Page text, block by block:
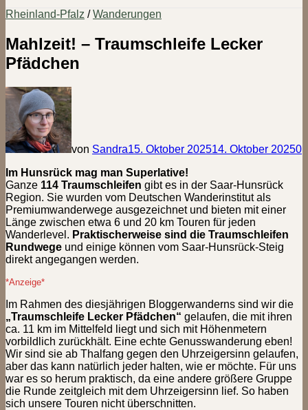
Rheinland-Pfalz /Wanderungen
Mahlzeit! – Traumschleife Lecker
Pfädchen
von Sandra15. Oktober 202514. Oktober 20250
Im Hunsrück mag man Superlative!
Ganze 114 Traumschleifen gibt es in der Saar-Hunsrück
Region. Sie wurden vom Deutschen Wanderinstitut als
Premiumwanderwege ausgezeichnet und bieten mit einer
Länge zwischen etwa 6 und 20 km Touren für jeden
Wanderlevel. Praktischerweise sind die Traumschleifen
Rundwege und einige können vom Saar-Hunsrück-Steig
direkt angegangen werden.
*Anzeige*
Im Rahmen des diesjährigen Bloggerwanderns sind wir die
„Traumschleife Lecker Pfädchen“ gelaufen, die mit ihren
ca. 11 km im Mittelfeld liegt und sich mit Höhenmetern
vorbildlich zurückhält. Eine echte Genusswanderung eben!
Wir sind sie ab Thalfang gegen den Uhrzeigersinn gelaufen,
aber das kann natürlich jeder halten, wie er möchte. Für uns
war es so herum praktisch, da eine andere größere Gruppe
die Runde zeitgleich mit dem Uhrzeigersinn lief. So haben
sich unsere Touren nicht überschnitten.